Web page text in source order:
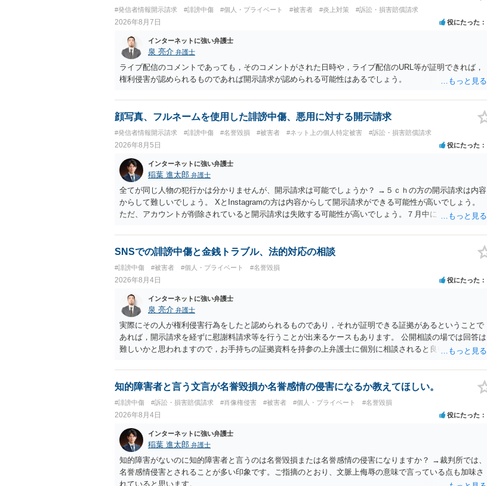
#発信者情報開示請求 #誹謗中傷 #個人・プライベート #被害者 #炎上対策 #訴訟・損害賠償請求
2026年8月7日 役にたった
インターネットに強い弁護士
泉 亮介 弁護士
ライブ配信のコメントであっても，そのコメントがされた日時や，ライブ配信のURL等が証明できれば，
権利侵害が認められるものであれば開示請求が認められる可能性はあるでしょう。
顔写真、フルネームを使用した誹謗中傷、悪用に対する開示請求
#発信者情報開示請求 #誹謗中傷 #名誉毀損 #被害者 #ネット上の個人特定被害 #訴訟・損害賠償請求
2026年8月5日 役にたった
インターネットに強い弁護士
稲葉 進太郎 弁護士
全てが同じ人物の犯行かは分かりませんが、開示請求は可能でしょうか？ →５ｃｈの方の開示請求は内容
からして難しいでしょう。 XとInstagramの方は内容からして開示請求ができる可能性が高いでしょう。
ただ、アカウントが削除されていると開示請求は失敗する可能性が高いでしょう。７月中にアカウントが
相手に全ての弁護士費用を負担させることは可能でしょうか？ →訴訟外の交渉で相手方が認めれば負担さ
せることができるでしょう。訴訟で判決となった場合は、実際の弁護士費用が認められる場合と認められ
SNSでの誹謗中傷と金銭トラブル、法的対応の相談
#誹謗中傷 #被害者 #個人・プライベート #名誉毀損
2026年8月4日 役にたった
インターネットに強い弁護士
泉 亮介 弁護士
実際にその人が権利侵害行為をしたと認められるものであり，それが証明できる証拠があるということで
あれば，開示請求を経ずに慰謝料請求等を行うことが出来るケースもあります。 公開相談の場では回答は
難しいかと思われますので，お手持ちの証拠資料を持参の上弁護士に個別に相談されると良いでしょう。
知的障害者と言う文言が名誉毀損か名誉感情の侵害になるか教えてほしい。
#誹謗中傷 #訴訟・損害賠償請求 #肖像権侵害 #被害者 #個人・プライベート #名誉毀損
2026年8月4日 役にたった
インターネットに強い弁護士
稲葉 進太郎 弁護士
知的障害がないのに知的障害者と言うのは名誉毀損または名誉感情の侵害になりますか？ →裁判所では、
名誉感情侵害とされることが多い印象です。ご指摘のとおり、文脈上侮辱の意味で言っている点も加味さ
れていると思います。